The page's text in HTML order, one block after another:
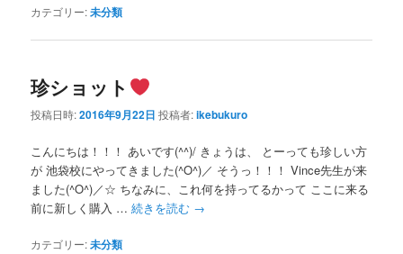
カテゴリー:未分類
珍ショット
投稿日時:2016年9月22日 投稿者:ikebukuro
こんにちは！！！ あいです(^^)/ きょうは、 とーっても珍しい方
が 池袋校にやってきました(^O^)／ そうっ！！！ Vince先生が来
ました(^O^)／☆ ちなみに、これ何を持ってるかって ここに来る
前に新しく購入 …続きを読む →
カテゴリー:未分類